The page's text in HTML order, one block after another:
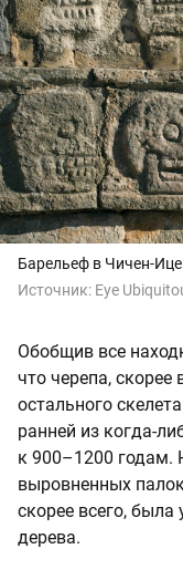
Барельеф в Чичен-Ице
Источник: Eye
Обобщив все
что черепа, скорее
остального
ранней из когда-
к 900–1200 годам.
выровненных
скорее всего, была
дерева.